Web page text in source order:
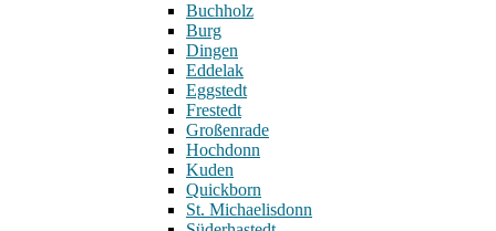
Buchholz
Burg
Dingen
Eddelak
Eggstedt
Frestedt
Großenrade
Hochdonn
Kuden
Quickborn
St. Michaelisdonn